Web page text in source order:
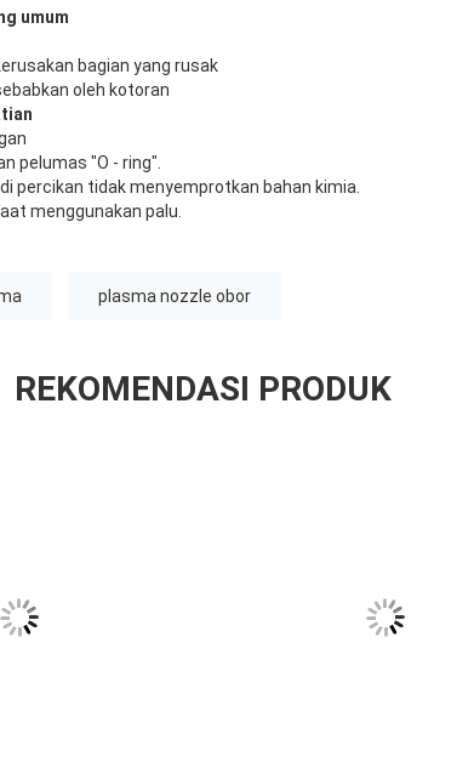
umum
bagian yang rusak
oleh kotoran
pelumas "O - ring".
percikan tidak menyemprotkan bahan kimia.
menggunakan palu.
plasma nozzle obor
REKOMENDASI PRODUK